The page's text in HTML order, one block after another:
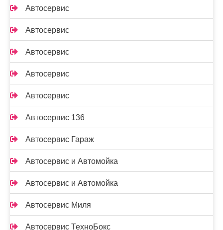
Автосервис
Автосервис
Автосервис
Автосервис
Автосервис
Автосервис 136
Автосервис Гараж
Автосервис и Автомойка
Автосервис и Автомойка
Автосервис Миля
Автосервис ТехноБокс